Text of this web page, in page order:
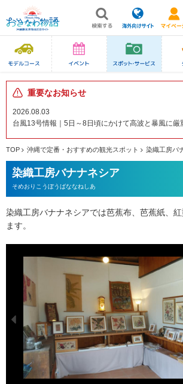
重要なお知らせ
2026.08.03
台風13号情報｜5日～8日頃にかけて高波と暴風に厳
TOP 沖縄で定番・おすすめの観光スポット 染織工房バ
染織工房バナナネシア
そめおりこうぼうばななねしあ
染織工房バナナネシアでは芭蕉布、芭蕉紙、
ます。